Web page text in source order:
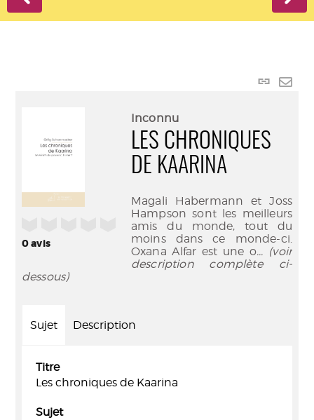
Lien
0avis
Inconnu
LES CHRONIQUES
DE KAARINA
Magali Habermann et Joss
Hampson sont les meilleurs
amis du monde, tout du
moins dans ce monde-ci.
Oxana Alfar est une o... (voir
description complète ci-
dessous)
Sujet Description
Titre
Les chroniques de Kaarina
Sujet